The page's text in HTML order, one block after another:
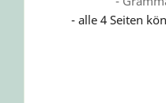
- alle 4 Seiten